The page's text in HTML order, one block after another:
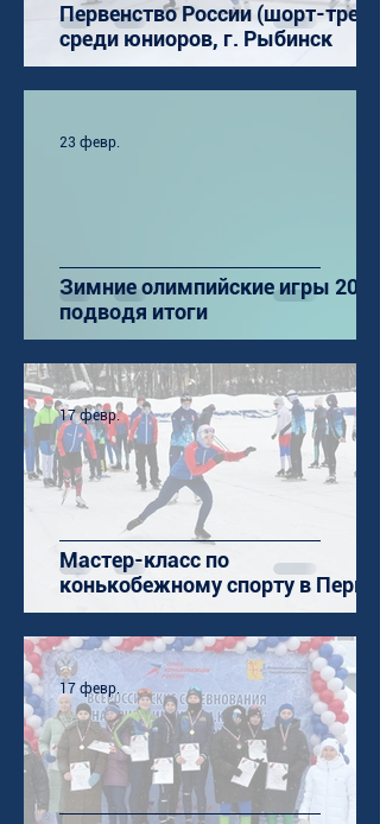
Первенство России (шорт-трек)
среди юниоров, г. Рыбинск
Зимние олимпийские игры 2026:
подводя итоги
23 февр.
Мастер-класс по
конькобежному спорту в Перми
17 февр.
17 февр.